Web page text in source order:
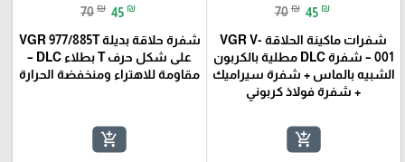
70 ₪ 45 ₪
شفرات ماكينة الحلاقة VGR V-
001 – شفرة DLC مطلية بالكربون
الشبيه بالماس + شفرة سيراميك
+ شفرة فولاذ كربوني
add_shopping_cart
70 ₪ 45 ₪
شفرة حلاقة بديلة VGR 977/885T
على شكل حرف T بطلاء DLC –
مقاومة للاهتراء ومنخفضة الحرارة
add_shopping_cart